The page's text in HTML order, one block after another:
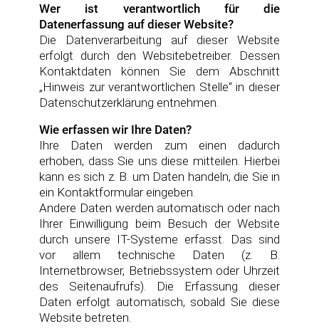
Wer ist verantwortlich für die
Datenerfassung auf dieser Website?
Die Datenverarbeitung auf dieser Website
erfolgt durch den Websitebetreiber. Dessen
Kontaktdaten können Sie dem Abschnitt
„Hinweis zur verantwortlichen Stelle“ in dieser
Datenschutzerklärung entnehmen.
Wie erfassen wir Ihre Daten?
Ihre Daten werden zum einen dadurch
erhoben, dass Sie uns diese mitteilen. Hierbei
kann es sich z. B. um Daten handeln, die Sie in
ein Kontaktformular eingeben.
Andere Daten werden automatisch oder nach
Ihrer Einwilligung beim Besuch der Website
durch unsere IT-Systeme erfasst. Das sind
vor allem technische Daten (z. B.
Internetbrowser, Betriebssystem oder Uhrzeit
des Seitenaufrufs). Die Erfassung dieser
Daten erfolgt automatisch, sobald Sie diese
Website betreten.